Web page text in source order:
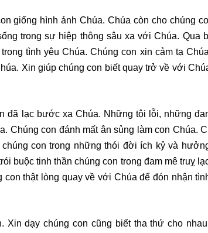
giống hình ảnh Chúa. Chúa còn cho chúng
trong sự hiệp thông sâu xa với Chúa. Qua
tình yêu Chúa. Chúng con xin cảm tạ
Xin giúp chúng con biết quay trở về với
đã lạc bước xa Chúa. Những tội lỗi, những
Chúng con đánh mất ân sủng làm con Chúa.
con trong những thói đời ích kỷ và
buộc tinh thần chúng con trong đam mê truỵ
thật lòng quay về với Chúa để đón nhận
Xin dạy chúng con cũng biết tha thứ cho
2026
THƯ GỬI ANH CHỊ EM GIÁO CHỨC
GIÁO NHÂN NGÀY NHÀ GIÁO VIỆT
THƯ CHUNG NĂM 2025 CỦA HỘI
GIÁM MỤC VIỆT NAM VỀ SỨ
LOAN BÁO TIN MỪNG
HĐGM VIỆT NAM: HƯỚNG DẪN
KÍNH TỔ TIÊN
2025